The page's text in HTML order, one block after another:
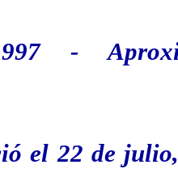
-
el 22 de